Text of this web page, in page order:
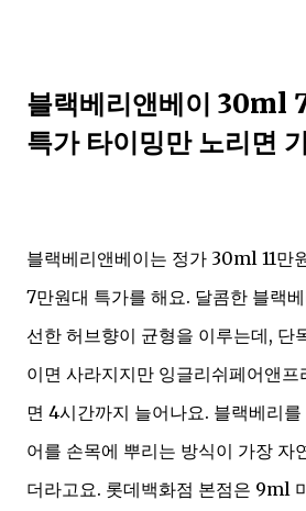
블랙베리앤베이 30ml
특가 타이밍만 노리면
블랙베리앤베이는 정가 30ml 11만
7만원대 특가를 해요. 달콤한 블랙
선한 허브향이 균형을 이루는데, 단
이면 사라지지만 잉글리쉬페어앤프
면 4시간까지 늘어나요. 블랙베리
어를 손목에 뿌리는 방식이 가장 자
더라고요. 롯데백화점 본점은 9ml